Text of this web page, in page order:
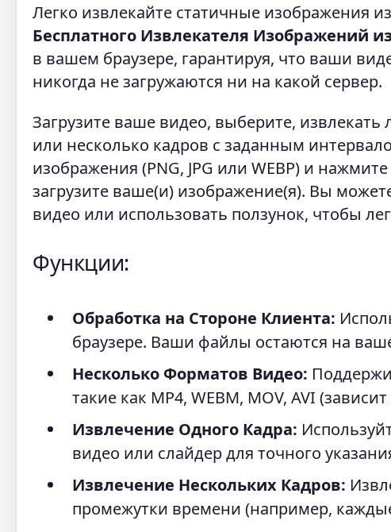
Легко извлекайте статичные
Бесплатного Извлекателя Изображений
в вашем браузере, гарантируя, что ваши
никогда не загружаются ни на какой сервер.
Загрузите ваше видео, выберите,
или несколько кадров с заданным
изображения (PNG, JPG или WEBP) и
загрузите ваше(и) изображение(я). Вы
видео или использовать ползунок, чтобы
Функции:
Обработка на Стороне Клиента:
браузере. Ваши файлы остаются на
Несколько Форматов Видео:
такие как MP4, WEBM, MOV, AVI
Извлечение Одного Кадра:
видео или слайдер для точного
Извлечение Нескольких Кадров:
промежутки времени (например,